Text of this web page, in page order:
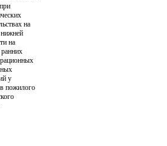
на
нижней
на
ранних
у
пожилого